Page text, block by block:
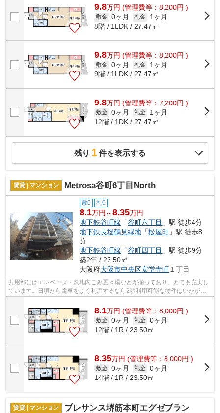
9.8万円 (管理費等：8,200円 )
敷金 0ヶ月 礼金
1ヶ月
8階 / 1LDK / 27.47㎡
9.8万円 (管理費等：8,200円 )
敷金 0ヶ月 礼金
1ヶ月
9階 / 1LDK / 27.47㎡
9.8万円 (管理費等：7,200円 )
敷金 0ヶ月 礼金
1ヶ月
12階 / 1DK / 27.47㎡
残り 1件を表示する
賃貸 | マンション Metrosa谷町6丁目North
敷0 礼0
8.1万円～8.35万円
地下鉄谷町線 「谷町六丁目 」駅 徒歩4分
地下鉄長堀鶴見緑地 「松屋町 」駅 徒歩8
分
地下鉄谷町線 「谷町四丁目 」駅 徒歩9分
築2年 / 23.50㎡
大阪府大阪市中央区安堂寺町 １丁目
共用部にはエレベータ・敷地内ごみ置き場などが揃っており、とても充実し
ています。日頃から電車をよく利用するなら2駅利用可能な物件はいかがで
しょうか。こちらの物件はマンションで...
8.1万円 (管理費等：8,000円 )
敷金 0ヶ月 礼金 0ヶ月
12階 / 1R / 23.50㎡
8.35万円 (管理費等：8,000円 )
敷金 0ヶ月 礼金 0ヶ月
14階 / 1R / 23.50㎡
賃貸 | マンション プレサンス堺筋本町エグゼブラン